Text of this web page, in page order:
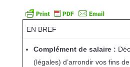
EN BREF
Complément de salaire :
(légales) d’arrondir vos fins